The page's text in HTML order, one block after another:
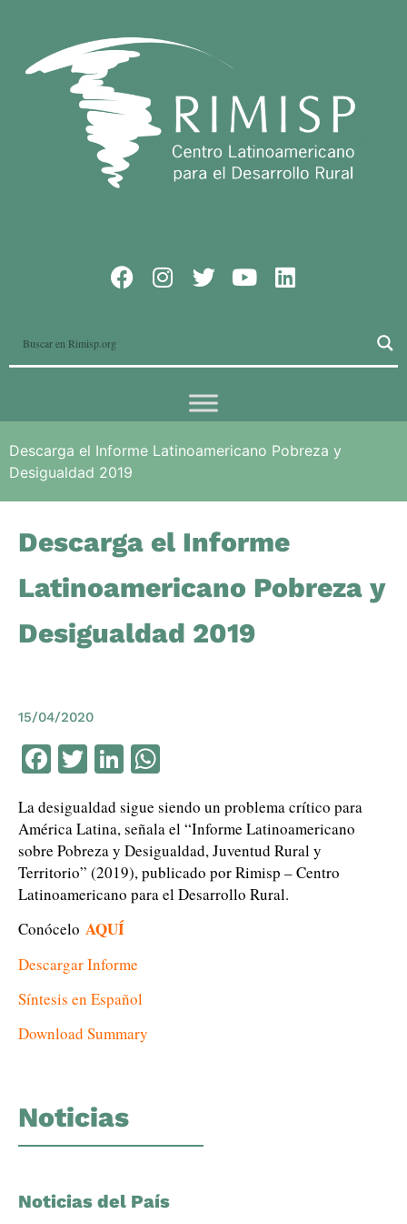
Descarga el Informe Latinoamericano Pobreza y
Desigualdad 2019
Descarga el Informe
Latinoamericano Pobreza y
Desigualdad 2019
15/04/2020
Facebook
TwitterLinkedIn
La desigualdad sigue siendo un problema crítico para
América Latina, señala el “Informe Latinoamericano
sobre Pobreza y Desigualdad, Juventud Rural y
Territorio” (2019), publicado por Rimisp – Centro
Latinoamericano para el Desarrollo Rural.
Conócelo AQUÍ
Descargar Informe
Síntesis en Español
Download Summary
Noticias
Noticias del País